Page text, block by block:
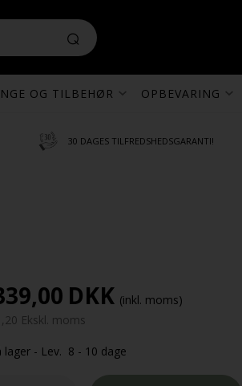
OG TILBEHØR OPBEVARING
30 DAGES TILFREDSHEDSGARANTI!
DKK (inkl. moms)
Ekskl. moms
lager - Lev. 8 - 10 dage